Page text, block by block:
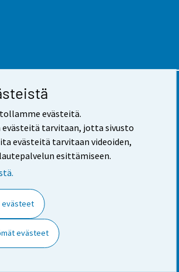
evästeitä.
tarvitaan, jotta sivusto
evästeitä tarvitaan videoiden,
esittämiseen.
evästeet
evästeet